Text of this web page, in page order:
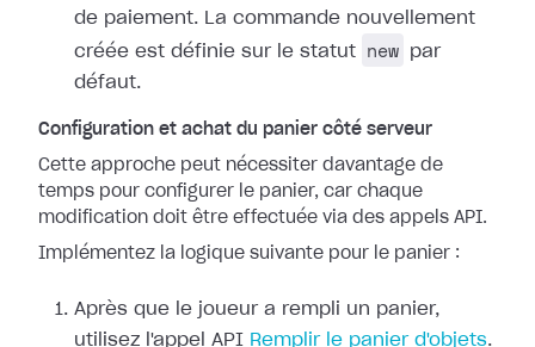
de paiement. La commande nouvellement
créée est définie sur le statut
new
par
défaut.
Configuration et achat du panier côté serveur
Cette approche peut nécessiter davantage de
temps pour configurer le panier, car chaque
modification doit être effectuée via des appels API.
Implémentez la logique suivante pour le panier :
Après que le joueur a rempli un panier,
utilisez l'appel API Remplir le panier d'objets.